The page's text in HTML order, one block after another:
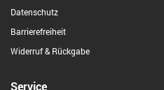
Datenschutz
Barrierefreiheit
Widerruf & Rückgabe
Service